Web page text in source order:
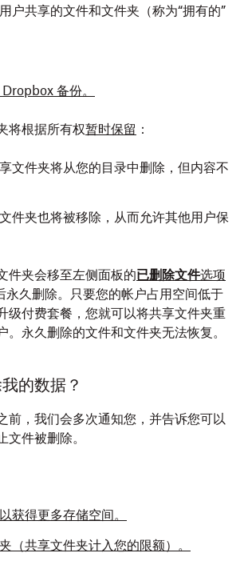
户共享的文件和文件夹（称为“拥有的”
备份。
将根据所有权暂时保留 ：
文件夹将从您的目录中删除，但内容不
件夹也将被移除，从而允许其他用户保
件夹会移至左侧面板的已删除文件选项
永久删除。只要您的帐户占用空间低于
级付费套餐，您就可以将共享文件夹重
。永久删除的文件和文件夹无法恢复。
的数据？
前，我们会多次通知您，并告诉您可以
件被删除。
获得更多存储空间。
（共享文件夹计入您的限额）。